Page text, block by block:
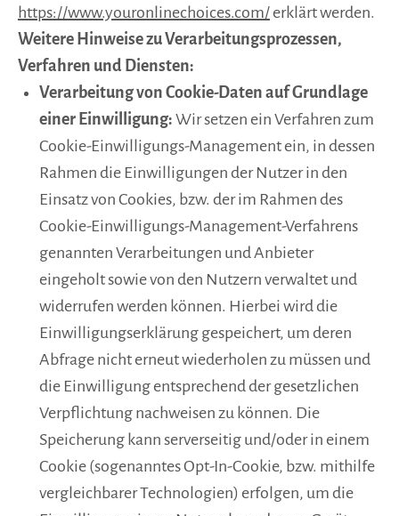
https://www.youronlinechoices.com/ erklärt werden.
Weitere Hinweise zu Verarbeitungsprozessen,
Verfahren und Diensten:
Verarbeitung von Cookie-Daten auf Grundlage
einer Einwilligung: Wir setzen ein Verfahren zum
Cookie-Einwilligungs-Management ein, in dessen
Rahmen die Einwilligungen der Nutzer in den
Einsatz von Cookies, bzw. der im Rahmen des
Cookie-Einwilligungs-Management-Verfahrens
genannten Verarbeitungen und Anbieter
eingeholt sowie von den Nutzern verwaltet und
widerrufen werden können. Hierbei wird die
Einwilligungserklärung gespeichert, um deren
Abfrage nicht erneut wiederholen zu müssen und
die Einwilligung entsprechend der gesetzlichen
Verpflichtung nachweisen zu können. Die
Speicherung kann serverseitig und/oder in einem
Cookie (sogenanntes Opt-In-Cookie, bzw. mithilfe
vergleichbarer Technologien) erfolgen, um die